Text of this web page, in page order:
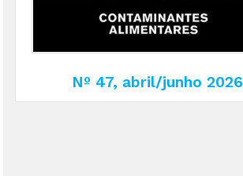
Nº 47, abril/junho 2026